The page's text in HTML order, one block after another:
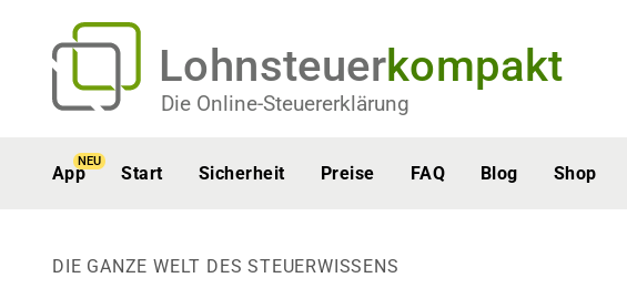
Lohnsteuerkompakt
Die Online-Steuererklärung
App
NEU
Start Sicherheit Preise FAQ Blog Shop
DIE GANZE WELT DES STEUERWISSENS